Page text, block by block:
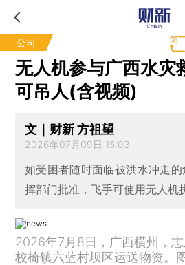
公司
无人机参与广西水灾
可吊人(含视频)
文｜财新 方祖望
2026年07月09日 15:03
如受困者随时面临被洪水冲走
挥部门批准，飞手可使用无人机
2026年7月8日，广西横州，
校椅镇六蓝村坝区运送物资。